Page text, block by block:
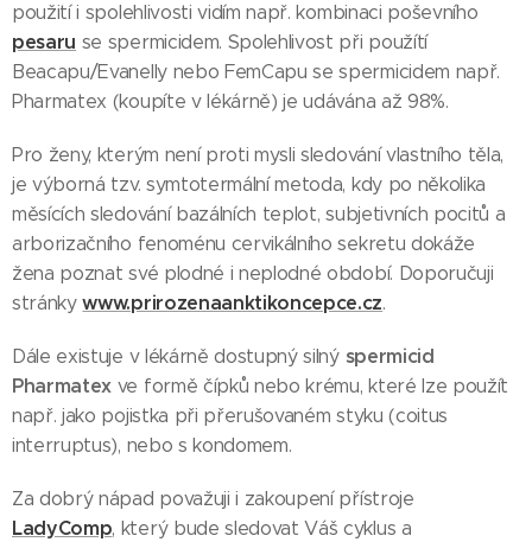
použití i spolehlivosti vidím např. kombinaci poševního
pesaru se spermicidem. Spolehlivost při použítí
Beacapu/Evanelly nebo FemCapu se spermicidem např.
Pharmatex (koupíte v lékárně) je udávána až 98%.
Pro ženy, kterým není proti mysli sledování vlastního těla,
je výborná tzv. symtotermální metoda, kdy po několika
měsících sledování bazálních teplot, subjetivních pocitů a
arborizačního fenoménu cervikálního sekretu dokáže
žena poznat své plodné i neplodné období. Doporučuji
stránkywww.prirozenaanktikoncepce.cz.
Dále existuje v lékárně dostupný silný spermicid
Pharmatex ve formě čípků nebo krému, které lze použít
např. jako pojistka při přerušovaném styku (coitus
interruptus), nebo s kondomem.
Za dobrý nápad považuji i zakoupení přístroje
LadyComp, který bude sledovat Váš cyklus a